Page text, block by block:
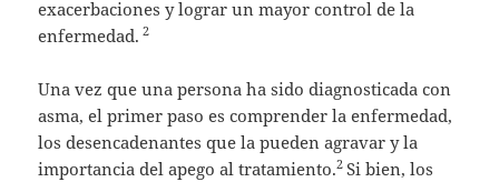
exacerbaciones y lograr un mayor control de la
enfermedad. 2
Una vez que una persona ha sido diagnosticada con
asma, el primer paso es comprender la enfermedad,
los desencadenantes que la pueden agravar y la
importancia del apego al tratamiento.2 Si bien, los